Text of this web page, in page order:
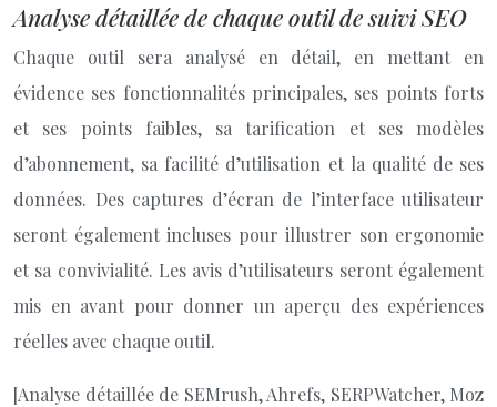
Analyse détaillée de chaque outil de suivi SEO
Chaque outil sera analysé en détail, en mettant en
évidence ses fonctionnalités principales, ses points forts
et ses points faibles, sa tarification et ses modèles
d’abonnement, sa facilité d’utilisation et la qualité de ses
données. Des captures d’écran de l’interface utilisateur
seront également incluses pour illustrer son ergonomie
et sa convivialité. Les avis d’utilisateurs seront également
mis en avant pour donner un aperçu des expériences
réelles avec chaque outil.
[Analyse détaillée de SEMrush, Ahrefs, SERPWatcher, Moz